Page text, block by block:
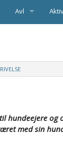
af
Avl
Genetik og
Købsaftaler
hundeejere
med sin